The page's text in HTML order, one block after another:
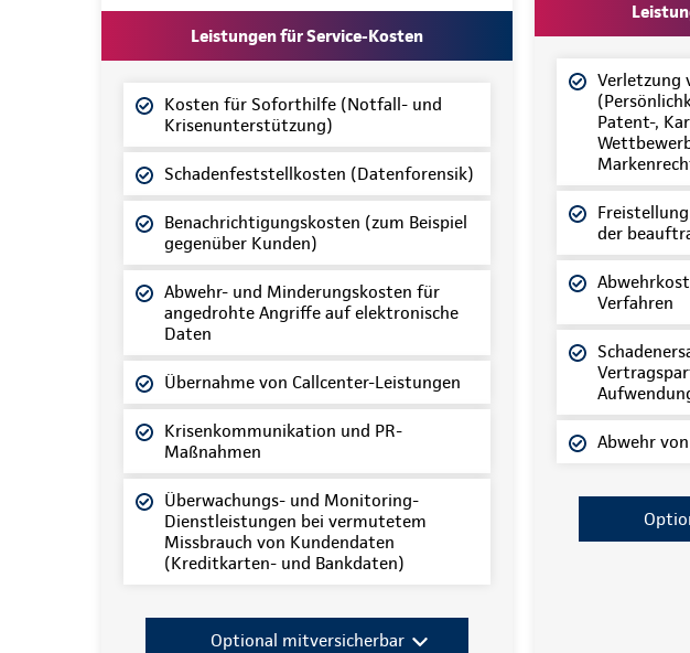
Leistungen für Service-Kosten
Kosten für Soforthilfe (Notfall- und
Krisenunterstützung)
Schadenfeststellkosten (Datenforensik)
Benachrichtigungskosten (zum Beispiel
gegenüber Kunden)
Abwehr- und Minderungskosten für
angedrohte Angriffe auf elektronische
Daten
Übernahme von Callcenter-Leistungen
Krisenkommunikation und PR-
Maßnahmen
Überwachungs- und Monitoring-
Dienstleistungen bei vermutetem
Missbrauch von Kundendaten
(Kreditkarten- und Bankdaten)
Optional mitversicherbar
Verletzung
Patent-,
der
Verfahren
Abwehr